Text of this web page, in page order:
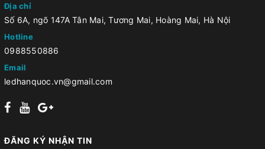
Địa chỉ
Số 6A, ngõ 147A Tân Mai, Tương Mai, Hoàng Mai, Hà Nội
Hotline
0988550886
Email
ledhanquoc.vn@gmail.com
ĐĂNG KÝ NHẬN TIN